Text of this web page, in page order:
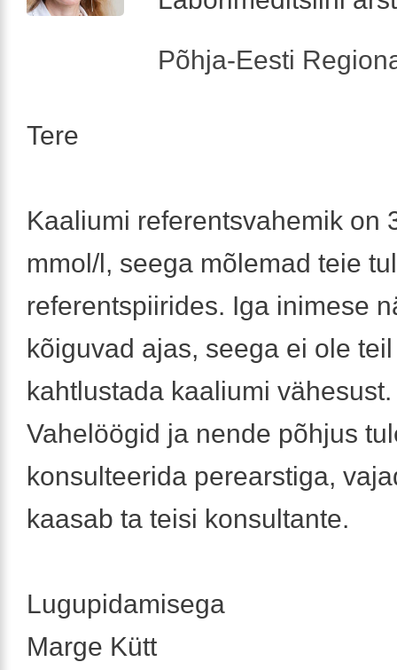
Põhja-Eesti
Tere
Kaaliumi referentsvahemik on
mmol/l, seega mõlemad teie
referentspiirides. Iga inimese
kõiguvad ajas, seega ei ole
kahtlustada kaaliumi vähesust.
Vahelöögid ja nende põhjus
konsulteerida perearstiga,
kaasab ta teisi konsultante.
Lugupidamisega
Marge Kütt